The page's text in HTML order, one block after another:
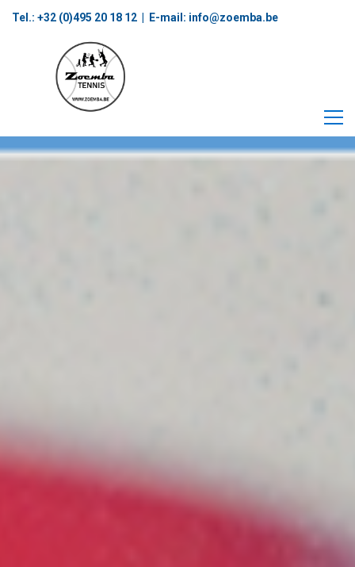
Tel.: +32 (0)495 20 18 12‬ | E-mail: info@zoemba.be